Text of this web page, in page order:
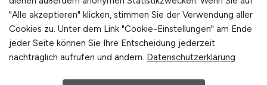
"Alle akzeptieren" klicken, stimmen Sie der Verwendung aller
Cookies zu. Unter dem Link "Cookie-Einstellungen" am Ende
jeder Seite können Sie Ihre Entscheidung jederzeit
nachträglich aufrufen und ändern. Datenschutzerklärung